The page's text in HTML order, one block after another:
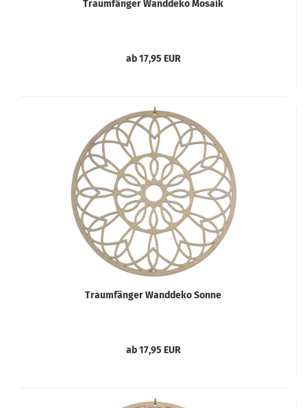
Traumfänger Wanddeko Mosaik
ab 17,95 EUR
Traumfänger Wanddeko Sonne
ab 17,95 EUR